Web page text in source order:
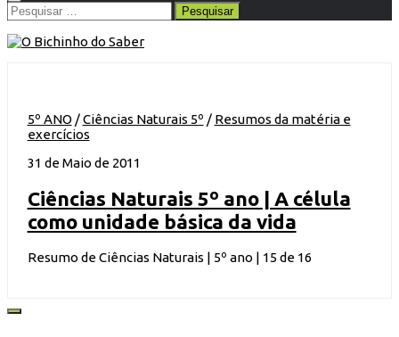
Pesquisar
por:
5º ANO /Ciências Naturais 5º / Resumos da matéria e
exercícios
31 de Maio de 2011
Ciências Naturais 5º ano | A célula
como unidade básica da vida
Resumo de Ciências Naturais | 5º ano | 15 de 16